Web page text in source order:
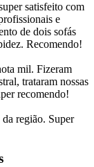
satisfeito com
e
de dois sofás
Recomendo!
mil. Fizeram
trataram nossas
recomendo!
região. Super